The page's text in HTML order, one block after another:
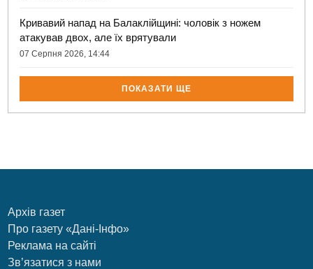
Кривавий напад на Балаклійщині: чоловік з ножем
атакував двох, але їх врятували
07 Серпня 2026, 14:44
ПОКАЗАТИ ЩЕ
Архів газет
Про газету «Дані-Інфо»
Реклама на сайті
Зв’язатися з нами